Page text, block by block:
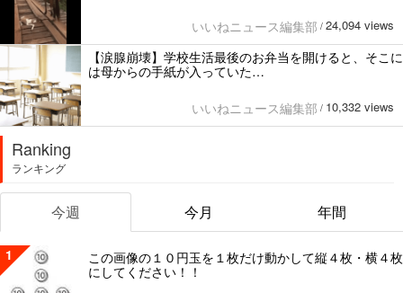
いいねニュース編集部 / 24,094 views
【涙腺崩壊】学校生活最後のお弁当を開けると、そこに
は母からの手紙が入っていた…
いいねニュース編集部 / 10,332 views
Ranking
ランキング
今週 今月 年間
1
この画像の１０円玉を１枚だけ動かして縦４枚・横４枚
にしてください！！